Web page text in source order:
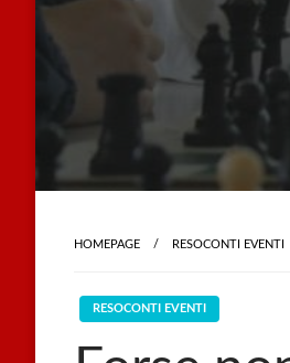
HOMEPAGE RESOCONTI EVENTI
RESOCONTI EVENTI